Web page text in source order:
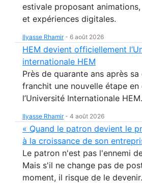
estivale proposant
et expériences digitales.
Ilyasse Rhamir- 6 août 2026
HEM devient officiellement
internationale HEM
Près de quarante ans après
franchit une nouvelle étape en
l’Université Internationale HEM.
Ilyasse Rhamir- 4 août 2026
« Quand le patron devient le
à la croissance de son
Le patron n'est pas l'ennemi
Mais s'il ne change pas de
moment, il risque de le devenir.